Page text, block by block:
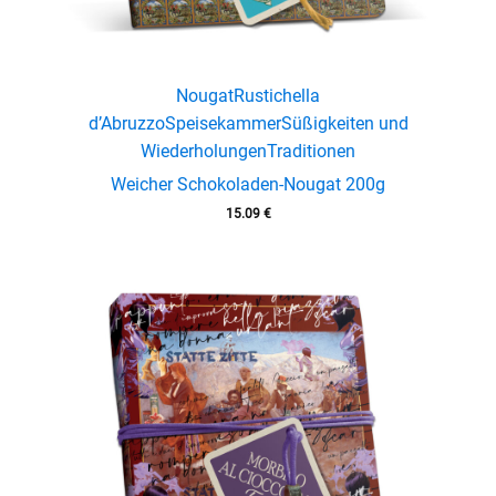
NougatRustichella
d’AbruzzoSpeisekammerSüßigkeiten und
WiederholungenTraditionen
Weicher Schokoladen-Nougat 200g
15.09 €